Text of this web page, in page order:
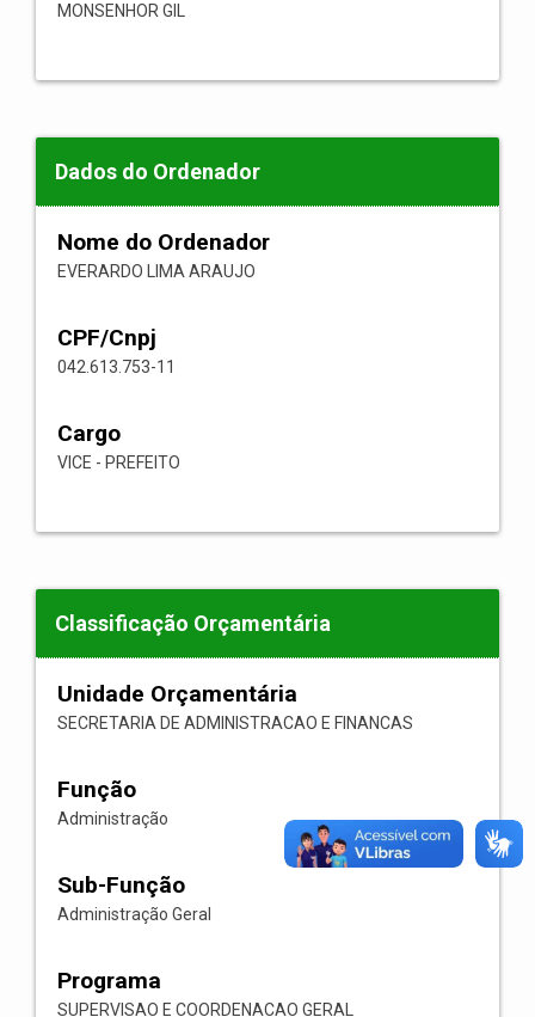
MONSENHOR GIL
Dados do Ordenador
Nome do Ordenador
EVERARDO LIMA ARAUJO
CPF/Cnpj
042.613.753-11
Cargo
VICE - PREFEITO
Classificação Orçamentária
Unidade Orçamentária
SECRETARIA DE ADMINISTRACAO E FINANCAS
Função
Administração
Sub-Função
Administração Geral
Programa
SUPERVISAO E COORDENACAO GERAL